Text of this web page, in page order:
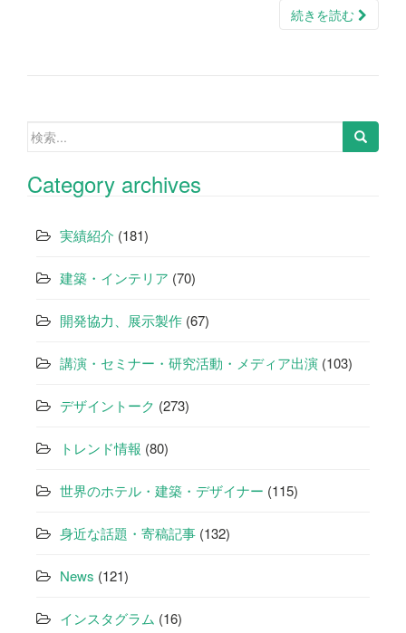
続きを読む
検
Category archives
実績紹介 (181)
建築・インテリア (70)
開発協力、展示製作 (67)
講演・セミナー・研究活動・メディア出演 (103)
デザイントーク (273)
トレンド情報 (80)
世界のホテル・建築・デザイナー (115)
身近な話題・寄稿記事 (132)
News (121)
インスタグラム (16)